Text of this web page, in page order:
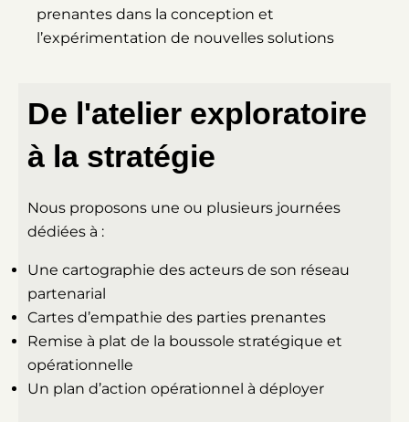
prenantes dans la conception et
l’expérimentation de nouvelles solutions
De l'atelier exploratoire
à la stratégie
Nous proposons une ou plusieurs journées
dédiées à :
Une cartographie des acteurs de son réseau
partenarial
Cartes d’empathie des parties prenantes
Remise à plat de la boussole stratégique et
opérationnelle
Un plan d’action opérationnel à déployer